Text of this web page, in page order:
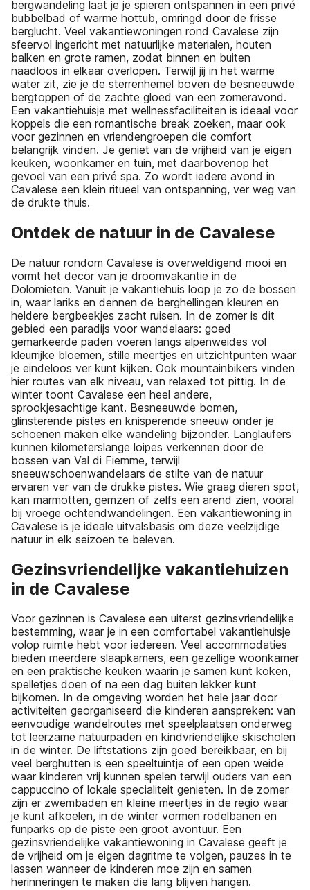
bergwandeling laat je je spieren ontspannen in een privé
bubbelbad of warme hottub, omringd door de frisse
berglucht. Veel vakantiewoningen rond Cavalese zijn
sfeervol ingericht met natuurlijke materialen, houten
balken en grote ramen, zodat binnen en buiten
naadloos in elkaar overlopen. Terwijl jij in het warme
water zit, zie je de sterrenhemel boven de besneeuwde
bergtoppen of de zachte gloed van een zomeravond.
Een vakantiehuisje met wellnessfaciliteiten is ideaal voor
koppels die een romantische break zoeken, maar ook
voor gezinnen en vriendengroepen die comfort
belangrijk vinden. Je geniet van de vrijheid van je eigen
keuken, woonkamer en tuin, met daarbovenop het
gevoel van een privé spa. Zo wordt iedere avond in
Cavalese een klein ritueel van ontspanning, ver weg van
de drukte thuis.
Ontdek de natuur in de Cavalese
De natuur rondom Cavalese is overweldigend mooi en
vormt het decor van je droomvakantie in de
Dolomieten. Vanuit je vakantiehuis loop je zo de bossen
in, waar lariks en dennen de berghellingen kleuren en
heldere bergbeekjes zacht ruisen. In de zomer is dit
gebied een paradijs voor wandelaars: goed
gemarkeerde paden voeren langs alpenweides vol
kleurrijke bloemen, stille meertjes en uitzichtpunten waar
je eindeloos ver kunt kijken. Ook mountainbikers vinden
hier routes van elk niveau, van relaxed tot pittig. In de
winter toont Cavalese een heel andere,
sprookjesachtige kant. Besneeuwde bomen,
glinsterende pistes en knisperende sneeuw onder je
schoenen maken elke wandeling bijzonder. Langlaufers
kunnen kilometerslange loipes verkennen door de
bossen van Val di Fiemme, terwijl
sneeuwschoenwandelaars de stilte van de natuur
ervaren ver van de drukke pistes. Wie graag dieren spot,
kan marmotten, gemzen of zelfs een arend zien, vooral
bij vroege ochtendwandelingen. Een vakantiewoning in
Cavalese is je ideale uitvalsbasis om deze veelzijdige
natuur in elk seizoen te beleven.
Gezinsvriendelijke vakantiehuizen
in de Cavalese
Voor gezinnen is Cavalese een uiterst gezinsvriendelijke
bestemming, waar je in een comfortabel vakantiehuisje
volop ruimte hebt voor iedereen. Veel accommodaties
bieden meerdere slaapkamers, een gezellige woonkamer
en een praktische keuken waarin je samen kunt koken,
spelletjes doen of na een dag buiten lekker kunt
bijkomen. In de omgeving worden het hele jaar door
activiteiten georganiseerd die kinderen aanspreken: van
eenvoudige wandelroutes met speelplaatsen onderweg
tot leerzame natuurpaden en kindvriendelijke skischolen
in de winter. De liftstations zijn goed bereikbaar, en bij
veel berghutten is een speeltuintje of een open weide
waar kinderen vrij kunnen spelen terwijl ouders van een
cappuccino of lokale specialiteit genieten. In de zomer
zijn er zwembaden en kleine meertjes in de regio waar
je kunt afkoelen, in de winter vormen rodelbanen en
funparks op de piste een groot avontuur. Een
gezinsvriendelijke vakantiewoning in Cavalese geeft je
de vrijheid om je eigen dagritme te volgen, pauzes in te
lassen wanneer de kinderen moe zijn en samen
herinneringen te maken die lang blijven hangen.